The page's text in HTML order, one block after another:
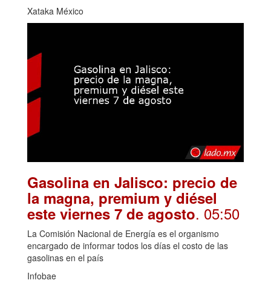
Xataka México
Gasolina en Jalisco: precio de
la magna, premium y diésel
este viernes 7 de agosto. 05:50
La Comisión Nacional de Energía es el organismo
encargado de informar todos los días el costo de las
gasolinas en el país
Infobae